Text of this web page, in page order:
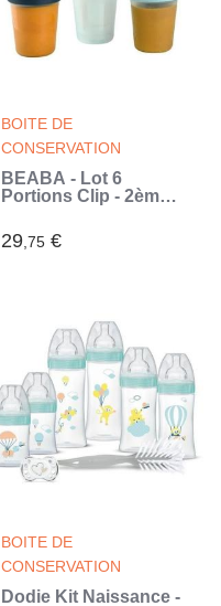
BOITE DE
CONSERVATION
BÉABA - Lot 6
Portions Clip - 2ème
Hermetique -
Empilables (Blanc)
29,75 €
BOITE DE
CONSERVATION
Dodie Kit Naissance -